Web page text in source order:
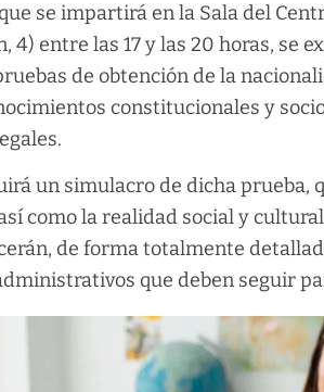
se impartirá en la Sala del
4) entre las 17 y las 20 horas, se
de obtención de la
constitucionales y
un simulacro de dicha prueba,
como la realidad social y
de forma totalmente
que deben seguir